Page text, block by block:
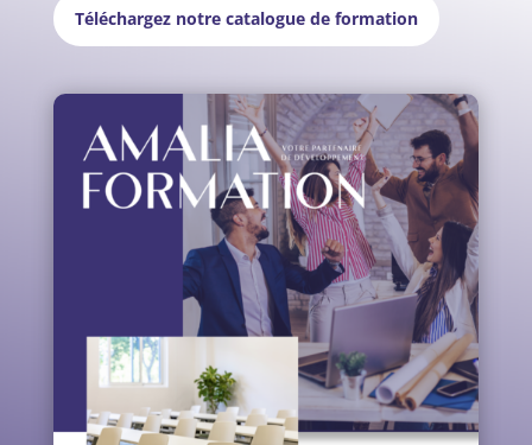
Téléchargez notre catalogue de formation